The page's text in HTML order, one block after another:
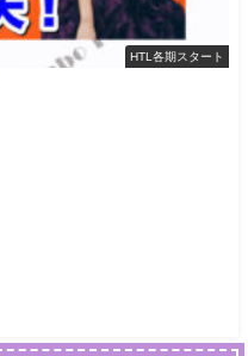
HTL各期スタート